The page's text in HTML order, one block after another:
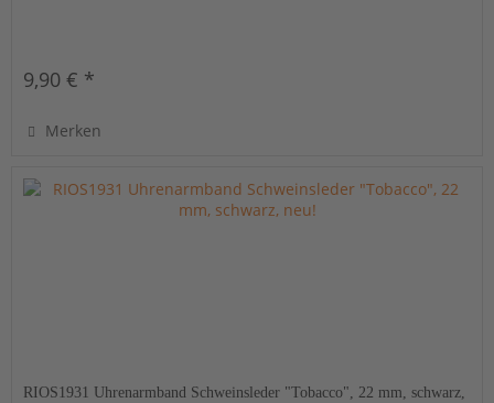
9,90 € *
Merken
RIOS1931 Uhrenarmband Schweinsleder "Tobacco", 22 mm, schwarz,